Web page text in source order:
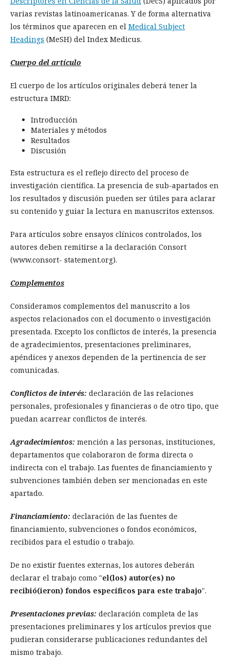
varias revistas latinoamericanas. Y de forma alternativa
los términos que aparecen en el Medical Subject
Headings (MeSH) del Index Medicus.
Cuerpo del artículo
El cuerpo de los artículos originales deberá tener la
estructura IMRD:
Introducción
Materiales y métodos
Resultados
Discusión
Esta estructura es el reflejo directo del proceso de
investigación científica. La presencia de sub-apartados en
los resultados y discusión pueden ser útiles para aclarar
su contenido y guiar la lectura en manuscritos extensos.
Para artículos sobre ensayos clínicos controlados, los
autores deben remitirse a la declaración Consort
(www.consort- statement.org).
Complementos
Consideramos complementos del manuscrito a los
aspectos relacionados con el documento o investigación
presentada. Excepto los conflictos de interés, la presencia
de agradecimientos, presentaciones preliminares,
apéndices y anexos dependen de la pertinencia de ser
comunicadas.
Conflictos de interés: declaración de las relaciones
personales, profesionales y financieras o de otro tipo, que
puedan acarrear conflictos de interés.
Agradecimientos: mención a las personas, instituciones,
departamentos que colaboraron de forma directa o
indirecta con el trabajo. Las fuentes de financiamiento y
subvenciones también deben ser mencionadas en este
apartado.
Financiamiento: declaración de las fuentes de
financiamiento, subvenciones o fondos económicos,
recibidos para el estudio o trabajo.
De no existir fuentes externas, los autores deberán
declarar el trabajo como "el(los) autor(es) no
recibió(ieron) fondos específicos para este trabajo".
Presentaciones previas: declaración completa de las
presentaciones preliminares y los artículos previos que
pudieran considerarse publicaciones redundantes del
mismo trabajo.